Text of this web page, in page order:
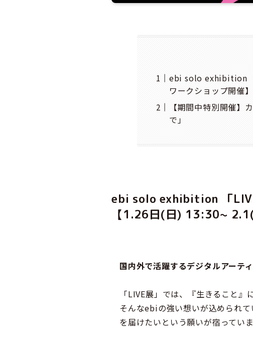
ebi solo exhibition
ワークショップ開催】
【期間中特別開催
で」
ebi solo exhibition 「
【1.26日(日) 13:30~
国内外で活躍するデジタルアーテ
「LIVE展」では、『生きること
そんなebiの強い想いが込められ
を届けたいという願いが宿っていま